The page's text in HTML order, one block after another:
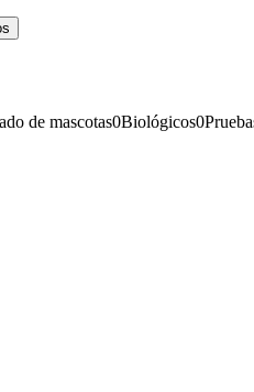
de mascotas0Biológicos0